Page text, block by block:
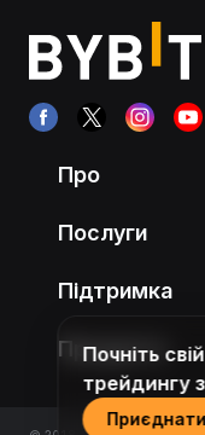
Про
Послуги
Підтримка
Продукти
Почніть
трейдингу